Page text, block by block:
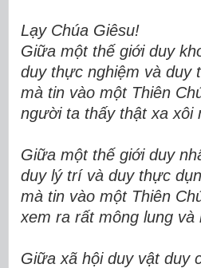
Lạy Chúa Giêsu!
Giữa một thế giới duy
duy thực nghiệm và duy
mà tin vào một Thiên
người ta thấy thật xa xôi
Giữa một thế giới duy
duy lý trí và duy thực
mà tin vào một Thiên
xem ra rất mông lung và
Giữa xã hội duy vật duy